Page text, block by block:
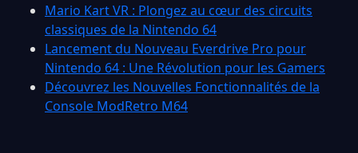
Mario Kart VR : Plongez au cœur des circuits
classiques de la Nintendo 64
Lancement du Nouveau Everdrive Pro pour
Nintendo 64 : Une Révolution pour les Gamers
Découvrez les Nouvelles Fonctionnalités de la
Console ModRetro M64